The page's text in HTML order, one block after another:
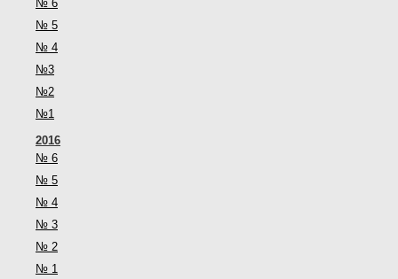
№ 6
№ 5
№ 4
№3
№2
№1
2016
№ 6
№ 5
№ 4
№ 3
№ 2
№ 1